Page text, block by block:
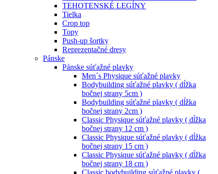
TEHOTENSKÉ LEGÍNY
Tielka
Crop top
Topy
Push-up šortky
Reprezentačné dresy
Pánske
Pánske súťažné plavky
Men´s Physique súťažné plavky
Bodybuilding súťažné plavky ( dĺžka
bočnej strany 5cm )
Bodybuilding súťažné plavky ( dĺžka
bočnej strany 2cm )
Classic Physique súťažné plavky ( dĺžka
bočnej strany 12 cm )
Classic Physique súťažné plavky ( dĺžka
bočnej strany 15 cm )
Classic Physique súťažné plavky ( dĺžka
bočnej strany 18 cm )
Classic bodybuilding súťažné plavky (